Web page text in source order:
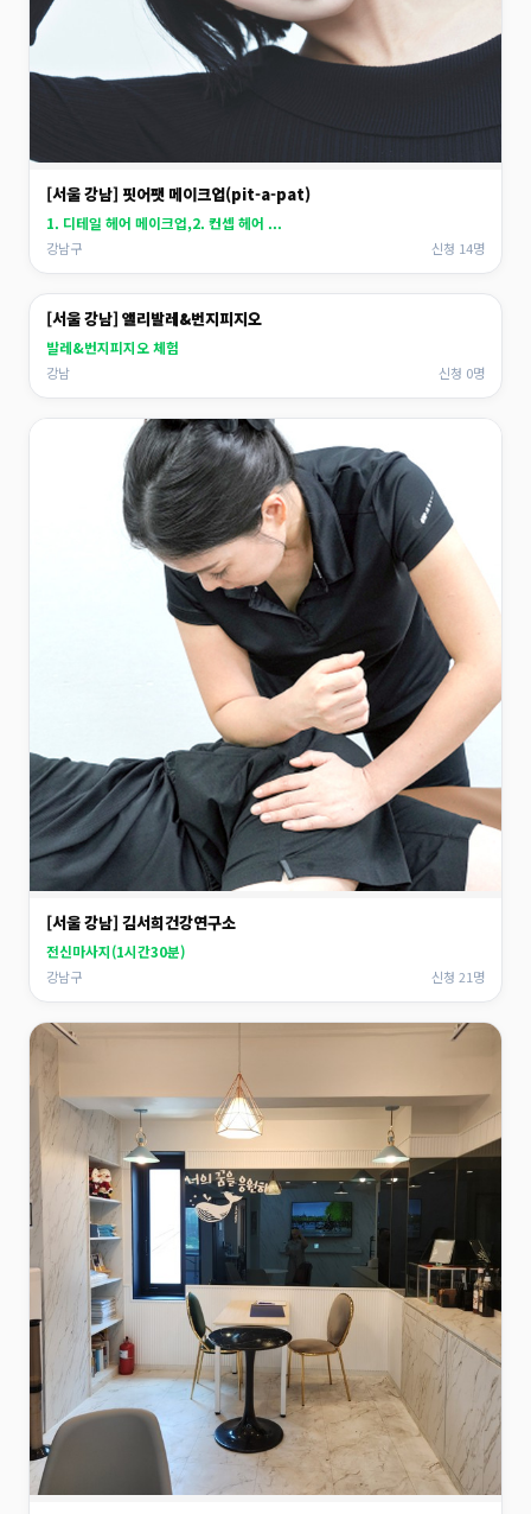
[서울 강남] 핏어팻 메이크업(pit-a-pat)
1. 디테일 헤어 메이크업,2. 컨셉 헤어 ...
강남구 신청 14명
[서울 강남] 앨리발레&번지피지오
발레&번지피지오 체험
강남 신청 0명
[서울 강남] 김서희건강연구소
전신마사지(1시간30분)
강남구 신청 21명